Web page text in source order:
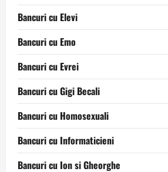
Bancuri cu Elevi
Bancuri cu Emo
Bancuri cu Evrei
Bancuri cu Gigi Becali
Bancuri cu Homosexuali
Bancuri cu Informaticieni
Bancuri cu Ion si Gheorghe